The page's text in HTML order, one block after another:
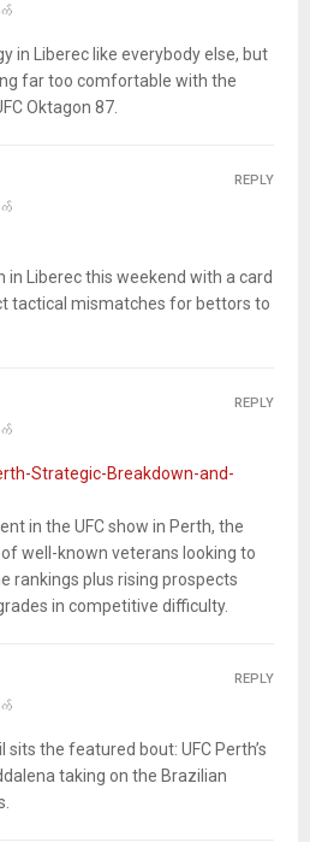
က်
in Liberec like everybody else, but
far too comfortable with the
Oktagon 87.
က်
in Liberec this weekend with a card
tactical mismatches for bettors to
REPLY
က်
Strategic-Breakdown-and-
in the UFC show in Perth, the
well-known veterans looking to
rankings plus rising prospects
in competitive difficulty.
REPLY
က်
the featured bout: UFC Perth’s
taking on the Brazilian
REPLY